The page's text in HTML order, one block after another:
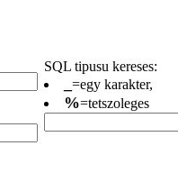
SQL tipusu kereses:
=egy karakter,
%=tetszoleges